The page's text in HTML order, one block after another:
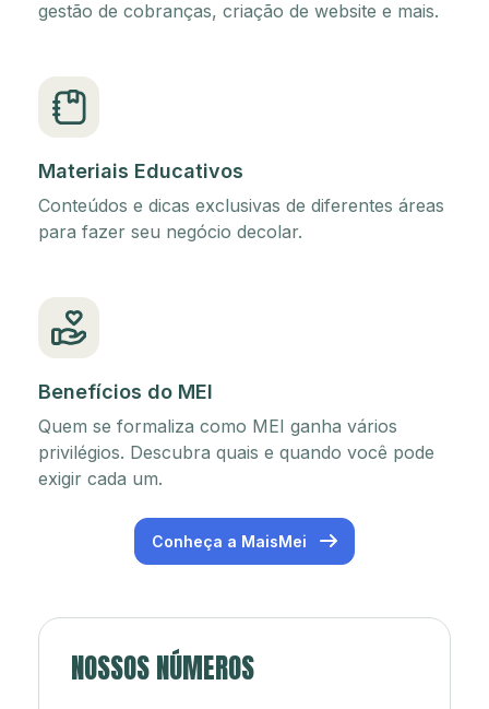
gestão de cobranças, criação de website e mais.
Materiais Educativos
Conteúdos e dicas exclusivas de diferentes áreas
para fazer seu negócio decolar.
Benefícios do MEI
Quem se formaliza como MEI ganha vários
privilégios. Descubra quais e quando você pode
exigir cada um.
Conheça a MaisMei
NOSSOS NÚMEROS